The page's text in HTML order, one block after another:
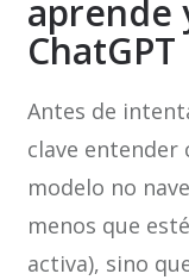
aprende
ChatGPT
Antes de
clave entender
modelo no
menos que
activa), sino